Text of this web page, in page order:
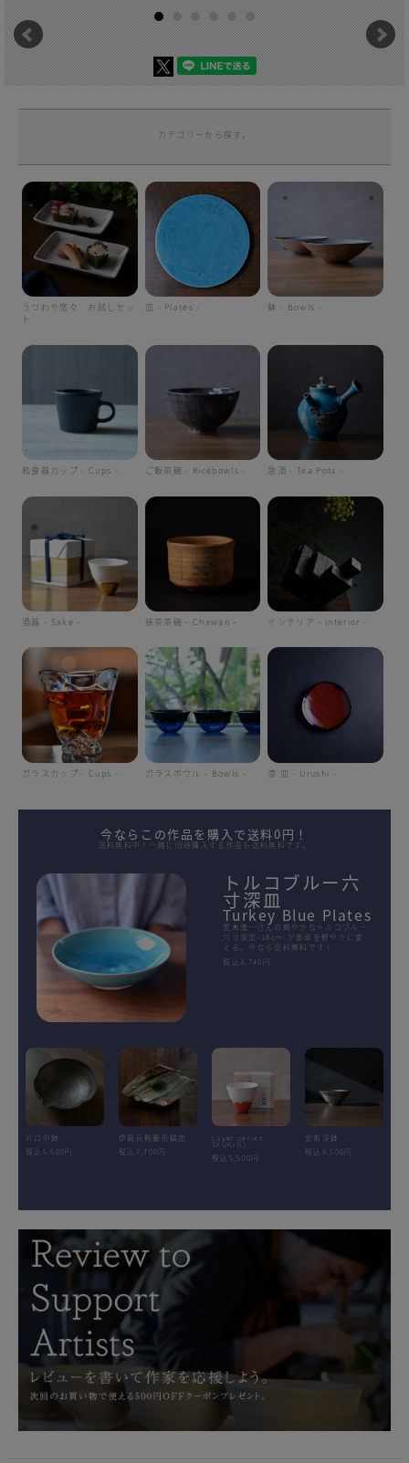
カテゴリーから探す。
うつわや悠々 お試しセッ
ト
皿 - Plates - 鉢 - Bowls -
和食器カップ - Cups - ご飯茶碗 - Ricebowls - 急須 - Tea Pots -
酒器 - Sake - 抹茶茶碗 - Chawan - インテリア - interior -
ガラスカップ - Cups - ガラスボウル - Bowls - 漆 皿 - Urushi -
今ならこの作品を購入で送料0円！
送料無料中！一緒に同時購入する作品も送料無料です。
トルコブルー六
寸深皿
Turkey Blue Plates
荒木漢一さんの爽やかなトルコブルー
六寸深皿-18cm-が食卓を鮮やかに変
える。今なら送料無料です！
税込3,740円
片口中鉢
税込5,500円
伊賀灰釉菱形鎬皿
税込7,700円
Layer.series
SYUKI(L)
税込5,500円
安南深鉢
税込5,500円